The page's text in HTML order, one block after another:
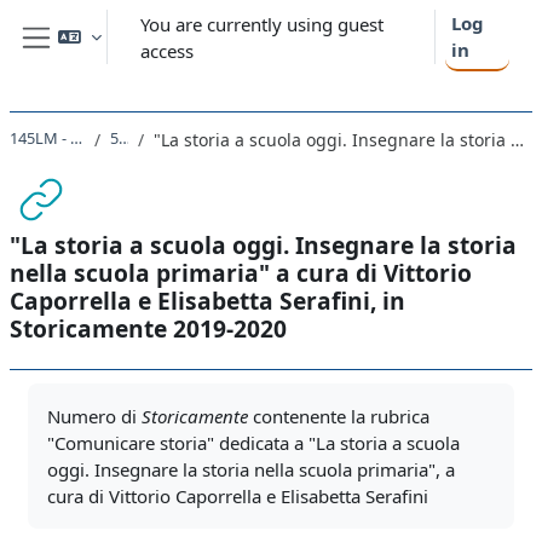
Skip to main content
Side panel
You are currently using guest
access
Log
in
145LM - DIGITAL HISTORY 2021 5. Saggistica "La storia a scuola oggi. Insegnare la storia nella scuola primaria" a cura di Vittorio Caporrella e Elisabetta Serafini, in Storicamente 2019-2020
"La storia a scuola oggi. Insegnare la storia
nella scuola primaria" a cura di Vittorio
Caporrella e Elisabetta Serafini, in
Storicamente 2019-2020
Numero di Storicamente contenente la rubrica
"Comunicare storia" dedicata a "La storia a scuola
oggi. Insegnare la storia nella scuola primaria", a
cura di Vittorio Caporrella e Elisabetta Serafini